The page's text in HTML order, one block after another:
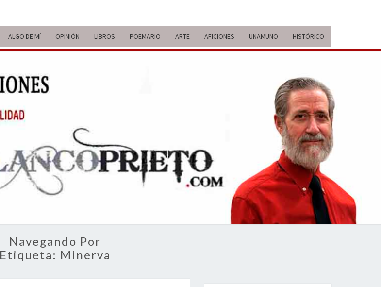
ALGO DE MÍ OPINIÓN LIBROS POEMARIO ARTE AFICIONES UNAMUNO HISTÓRICO
ITINERARIO
DE VIDA Y
OPINIONES
BREVE
RECORRIDO
VITAL Y
COMENTARIOS
ACTUALIDAD
Navegando Por
Etiqueta: Minerva